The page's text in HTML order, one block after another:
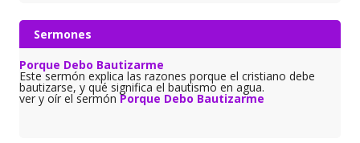
Sermones
Porque Debo Bautizarme
Este sermón explica las razones porque el cristiano debe
bautizarse, y qué significa el bautismo en agua.
ver y oír el sermón Porque Debo Bautizarme